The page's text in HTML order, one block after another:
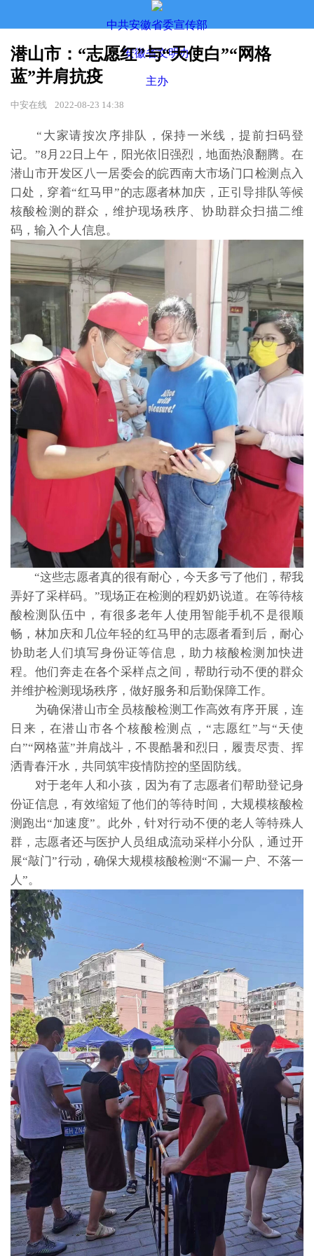
中共安徽省委宣传部
安徽省文明办
主办
潜山市：“志愿红”与“天使白”“网格
蓝”并肩抗疫
中安在线 2022-08-23 14:38
“大家请按次序排队，保持一米线，提前扫码登
记。”8月22日上午，阳光依旧强烈，地面热浪翻腾。在
潜山市开发区八一居委会的皖西南大市场门口检测点入
口处，穿着“红马甲”的志愿者林加庆，正引导排队等候
核酸检测的群众，维护现场秩序、协助群众扫描二维
码，输入个人信息。
“这些志愿者真的很有耐心，今天多亏了他们，帮我
弄好了采样码。”现场正在检测的程奶奶说道。在等待核
酸检测队伍中，有很多老年人使用智能手机不是很顺
畅，林加庆和几位年轻的红马甲的志愿者看到后，耐心
协助老人们填写身份证等信息，助力核酸检测加快进
程。他们奔走在各个采样点之间，帮助行动不便的群众
并维护检测现场秩序，做好服务和后勤保障工作。
为确保潜山市全员核酸检测工作高效有序开展，连
日来，在潜山市各个核酸检测点，“志愿红”与“天使
白”“网格蓝”并肩战斗，不畏酷暑和烈日，履责尽责、挥
洒青春汗水，共同筑牢疫情防控的坚固防线。
对于老年人和小孩，因为有了志愿者们帮助登记身
份证信息，有效缩短了他们的等待时间，大规模核酸检
测跑出“加速度”。此外，针对行动不便的老人等特殊人
群，志愿者还与医护人员组成流动采样小分队，通过开
展“敲门”行动，确保大规模核酸检测“不漏一户、不落一
人”。